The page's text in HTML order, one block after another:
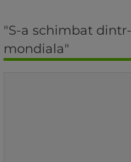
"S-a schimbat
mondiala"